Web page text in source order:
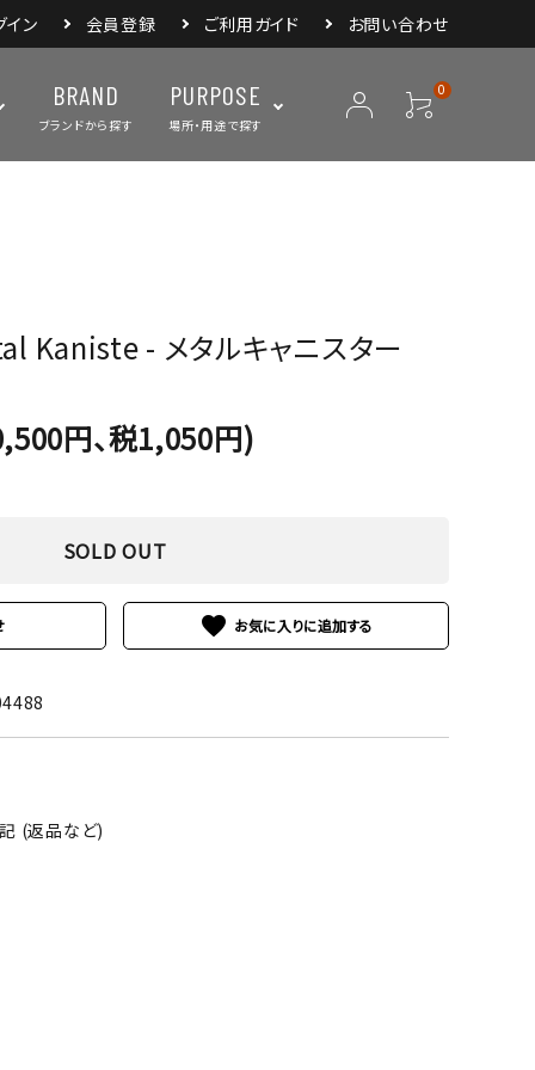
イン 会員登録 ご利用ガイド お問い合わせ
ジャグ・ボトル
調理器具
BRAND
ブランドから探す
PURPOSE
場所・用途で探す
0
Kaniste - メタルキャニスター
円、税1,050円)
SOLD OUT
favorite
(返品など)